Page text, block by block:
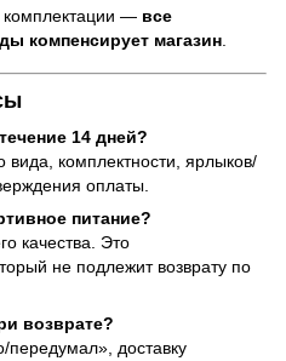
комплектации — все
компенсирует магазин.
14 дней?
вида, комплектности, ярлыков/
оплаты.
питание?
качества. Это
не подлежит возврату по
возврате?
доставку